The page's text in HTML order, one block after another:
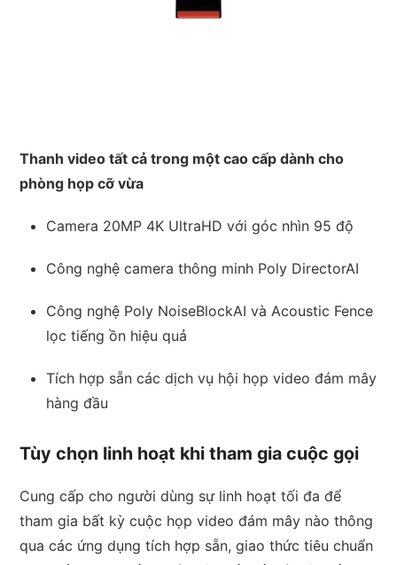
Thanh video tất cả trong một cao cấp dành cho
phòng họp cỡ vừa
Camera 20MP 4K UltraHD với góc nhìn 95 độ
Công nghệ camera thông minh Poly DirectorAI
Công nghệ Poly NoiseBlockAI và Acoustic Fence
lọc tiếng ồn hiệu quả
Tích hợp sẵn các dịch vụ hội họp video đám mây
hàng đầu
Tùy chọn linh hoạt khi tham gia cuộc gọi
Cung cấp cho người dùng sự linh hoạt tối đa để
tham gia bất kỳ cuộc họp video đám mây nào thông
qua các ứng dụng tích hợp sẵn, giao thức tiêu chuẩn